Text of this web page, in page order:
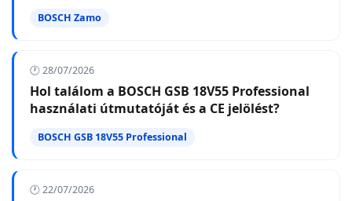
BOSCH Zamo
🕐 28/07/2026
Hol találom a BOSCH GSB 18V55 Professional
használati útmutatóját és a CE jelölést?
BOSCH GSB 18V55 Professional
🕐 22/07/2026